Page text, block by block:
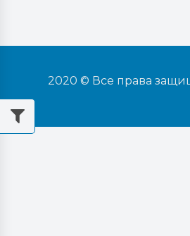
2020 © Все права